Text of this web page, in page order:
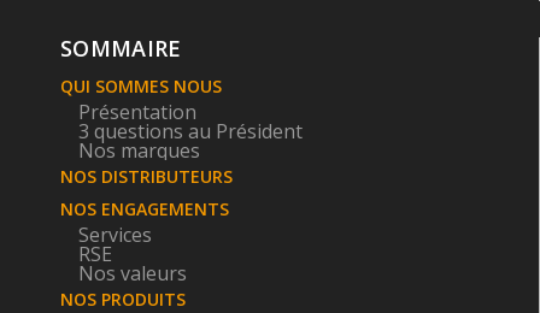
SOMMAIRE
QUI SOMMES NOUS
Présentation
3 questions au Président
Nos marques
NOS DISTRIBUTEURS
NOS ENGAGEMENTS
Services
RSE
Nos valeurs
NOS PRODUITS